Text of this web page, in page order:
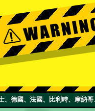
、德國、法國、比利時、摩納哥